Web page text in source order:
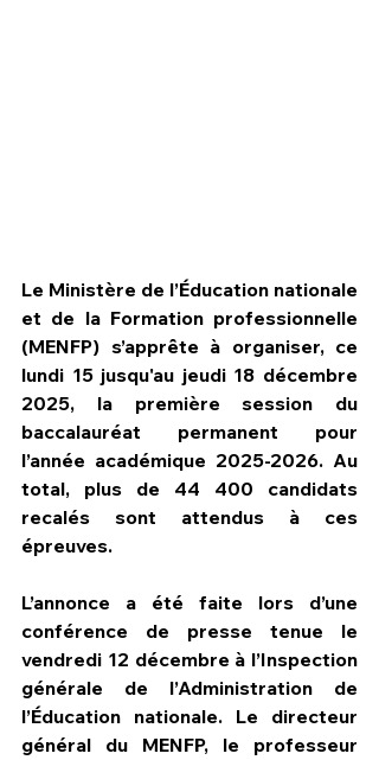
HPN Live
Le Ministère de l’Éducation nationale
et de la Formation professionnelle
(MENFP) s’apprête à organiser, ce
lundi 15 jusqu'au jeudi 18 décembre
2025, la première session du
baccalauréat permanent pour
l’année académique 2025-2026. Au
total, plus de 44 400 candidats
recalés sont attendus à ces
épreuves.
L’annonce a été faite lors d’une
conférence de presse tenue le
vendredi 12 décembre à l’Inspection
générale de l’Administration de
l’Éducation nationale. Le directeur
général du MENFP, le professeur